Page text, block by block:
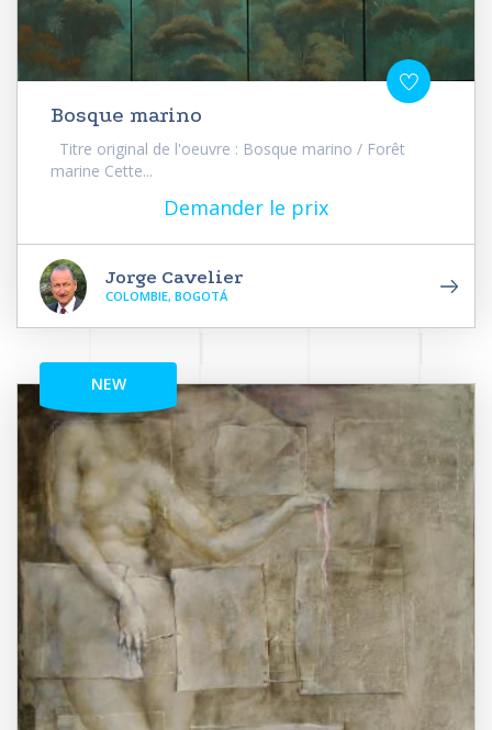
Bosque marino
Titre original de l'oeuvre : Bosque marino / Forêt
marine Cette...
Demander le prix
Jorge Cavelier
COLOMBIE, BOGOTÁ
NEW